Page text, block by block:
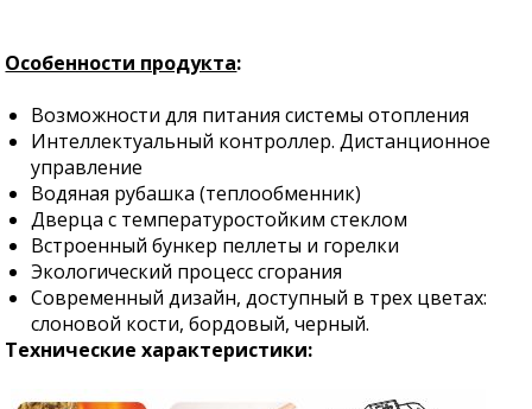
Особенности продукта:
Возможности для питания системы отопления
Интеллектуальный контроллер. Дистанционное
управление
Водяная рубашка (теплообменник)
Дверца с температуростойким стеклом
Встроенный бункер пеллеты и горелки
Экологический процесс сгорания
Современный дизайн, доступный в трех цветах:
слоновой кости, бордовый, черный.
Техническиe характеристики: